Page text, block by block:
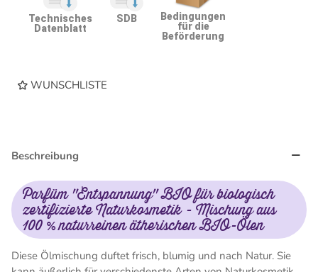
Technisches
Datenblatt
SDB
Bedingungen
für die
Beförderung
WUNSCHLISTE
Beschreibung
Parfüm "Entspannung" BIO für biologisch
zertifizierte Naturkosmetik - Mischung aus
100 % naturreinen ätherischen BIO-Ölen
Diese Ölmischung duftet frisch, blumig und nach Natur. Sie